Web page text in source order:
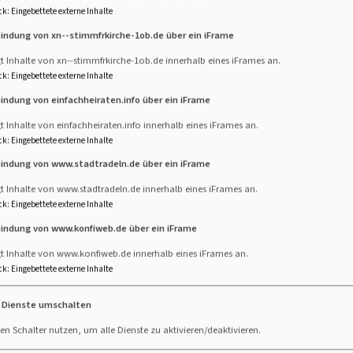
Weiterlesen
Radrunde
Jakobus-Ries-Radrunde gefahren ist, spürt sofort:
nur eine Fahrradtour. Es ist eine Reise durch
– und vielleicht auch ein Stück zu sich selbst.
ist Harburg mit der imposanten Burg, die
: Eingebettete externe Inhalte
von xn--stimmfrkirche-1ob.de über ein iFrame
Inhalte von xn--stimmfrkirche-1ob.de innerhalb eines iFrames an.
: Eingebettete externe Inhalte
von einfachheiraten.info über ein iFrame
Inhalte von einfachheiraten.info innerhalb eines iFrames an.
: Eingebettete externe Inhalte
von www.stadtradeln.de über ein iFrame
Inhalte von www.stadtradeln.de innerhalb eines iFrames an.
: Eingebettete externe Inhalte
von www.konfiweb.de über ein iFrame
Inhalte von www.konfiweb.de innerhalb eines iFrames an.
: Eingebettete externe Inhalte
umschalten
Schalter nutzen, um alle Dienste zu aktivieren/deaktivieren.